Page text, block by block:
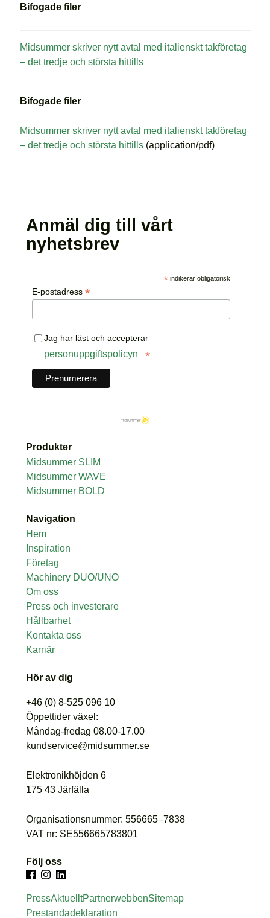
Bifogade filer
Midsummer skriver nytt avtal med italienskt takföretag
– det tredje och största hittills
Bifogade filer
Midsummer skriver nytt avtal med italienskt takföretag
– det tredje och största hittills (application/pdf)
Anmäl dig till vårt
nyhetsbrev
*indikerar obligatorisk
E-postadress *
Jag har läst och accepterar
personuppgiftspolicyn *
Produkter
Midsummer SLIM
Midsummer WAVE
Midsummer BOLD
Navigation
Hem
Inspiration
Företag
Machinery DUO/UNO
Om oss
Press och investerare
Hållbarhet
Kontakta oss
Karriär
Hör av dig
+46 (0) 8-525 096 10
Öppettider växel:
Måndag-fredag 08.00-17.00
kundservice@midsummer.se
Elektronikhöjden 6
175 43 Järfälla
Organisationsnummer: 556665–7838
VAT nr: SE556665783801
Följ oss
PressAktuelltPartnerwebbenSitemap
Prestandadeklaration